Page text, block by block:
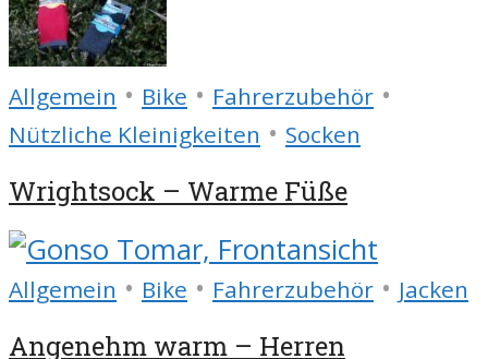
Allgemein • Bike • Fahrerzubehör •
Nützliche Kleinigkeiten • Socken
Wrightsock – Warme Füße
Allgemein • Bike • Fahrerzubehör • Jacken
Angenehm warm – Herren